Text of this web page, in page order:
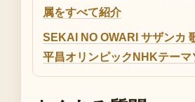
属をすべて紹介
SEKAI NO OWARI サザンカ
平昌オリンピックNHKテーマ